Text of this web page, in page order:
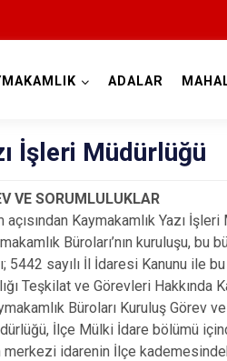
ADALAR
İşleri Müdürlüğü
VE SORUMLULUKLAR
açısından Kaymakamlık Yazı
Büroları’nın kuruluşu,
5442 sayılı İl İdaresi Kanunu ile
Teşkilat ve Görevleri Hakkında
Büroları Kuruluş Görev
İlçe Mülki İdare bölümü
merkezi idarenin İlçe